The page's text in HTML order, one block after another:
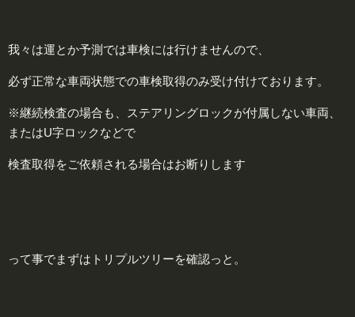
我々は運とか予測では車検には行けませんので、
必ず正常な車両状態での車検取得のみ受け付けております。
※継続検査の場合も、ステアリングロックが付属しない車両、
またはU字ロックなどで
検査取得をご依頼される場合はお断りします
って事でまずはトリプルツリーを確認っと。